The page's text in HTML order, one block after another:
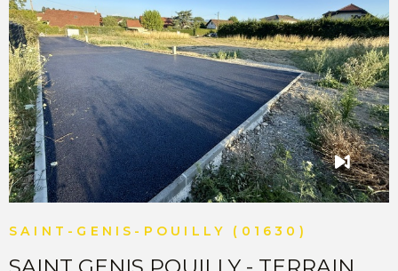
SAINT-GENIS-POUILLY (01630)
VOIR LE BIEN